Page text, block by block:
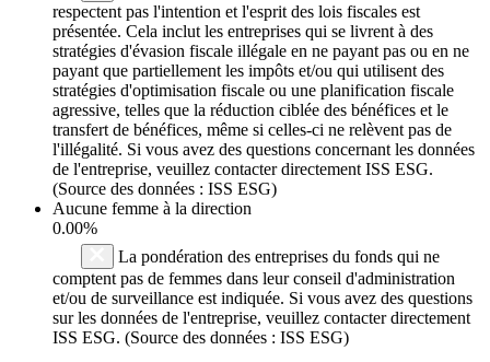
respectent pas l'intention et l'esprit des lois fiscales est
présentée. Cela inclut les entreprises qui se livrent à des
stratégies d'évasion fiscale illégale en ne payant pas ou en ne
payant que partiellement les impôts et/ou qui utilisent des
stratégies d'optimisation fiscale ou une planification fiscale
agressive, telles que la réduction ciblée des bénéfices et le
transfert de bénéfices, même si celles-ci ne relèvent pas de
l'illégalité. Si vous avez des questions concernant les données
de l'entreprise, veuillez contacter directement ISS ESG.
(Source des données : ISS ESG)
Aucune femme à la direction
0.00%
La pondération des entreprises du fonds qui ne
comptent pas de femmes dans leur conseil d'administration
et/ou de surveillance est indiquée. Si vous avez des questions
sur les données de l'entreprise, veuillez contacter directement
ISS ESG. (Source des données : ISS ESG)